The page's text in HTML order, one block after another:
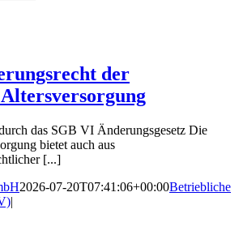
der
das SGB VI Änderungsgesetz Die
bietet auch aus
[...]
2026-07-20T07:41:06+00:00Betriebliche
|